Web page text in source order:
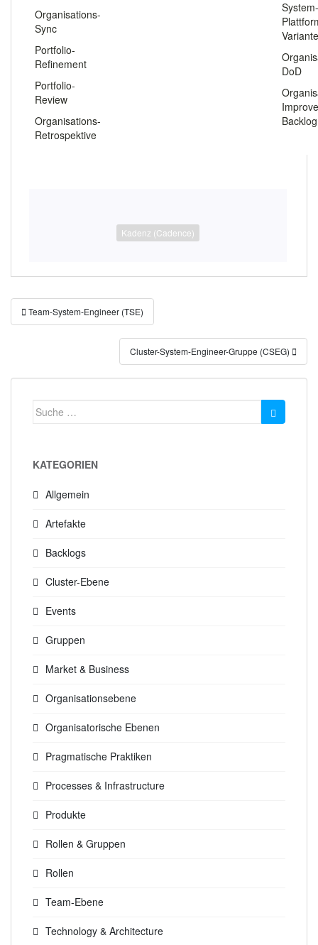
Organisations-
Sync
Portfolio-
Refinement
Portfolio-
Review
Organisations-
Retrospektive
System-
DoD
Backlog
Kadenz (Cadence)
Beitragsnavigation
Team-System-Engineer (TSE)
Cluster-System-Engineer-Gruppe (CSEG)
Suche
KATEGORIEN
Allgemein
Artefakte
Backlogs
Cluster-Ebene
Events
Gruppen
Market & Business
Organisationsebene
Organisatorische Ebenen
Pragmatische Praktiken
Processes & Infrastructure
Produkte
Rollen & Gruppen
Rollen
Team-Ebene
Technology & Architecture